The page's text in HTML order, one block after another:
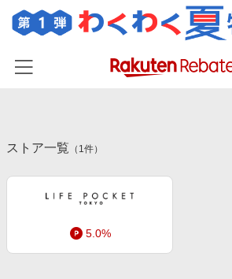
カテゴリー一覧
百貨店・総合ECモール
ファッション・インナー・小物
食品・スイーツ・お酒
初回購入者限定特典
友達紹介
ストア一覧 （ 1件）
5.0%